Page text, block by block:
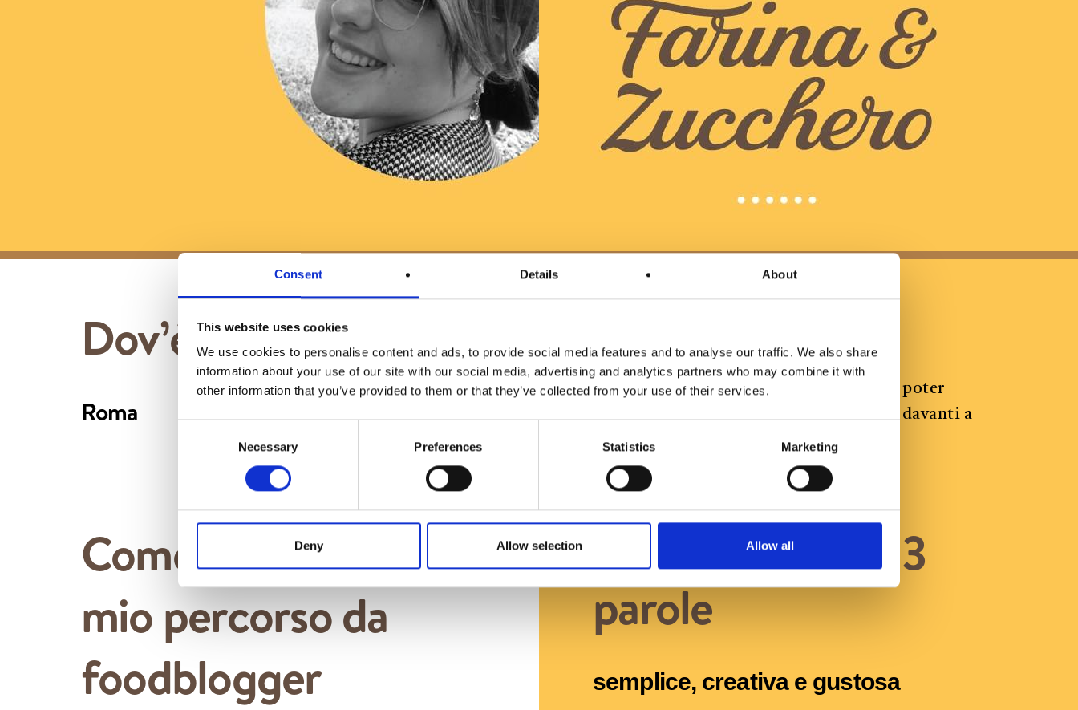
Consent Details About
This website uses cookies
We use cookies to personalise content and ads, to provide social media features and to analyse our traffic. We also share
information about your use of our site with our social media, advertising and analytics partners who may combine it with
other information that you’ve provided to them or that they’ve collected from your use of their services.
Necessary Preferences Statistics Marketing
Deny Allow selection Allow all
Dov’è la mia cucina
Roma
Come ho iniziato il
mio percorso da
foodblogger
”
È uno spazio creativo e stimolante dove poter
sempre trovare accoglienza e confronto davanti a
una fumante fettina di dolce!
La mia cucina in 3
parole
semplice, creativa e gustosa